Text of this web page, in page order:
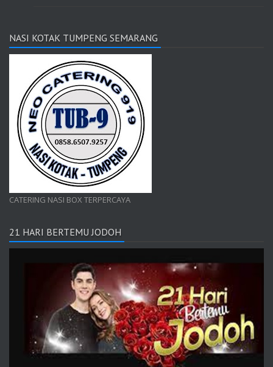
NASI KOTAK TUMPENG SEMARANG
CATERING NASI BOX TERPERCAYA
21 HARI BERTEMU JODOH